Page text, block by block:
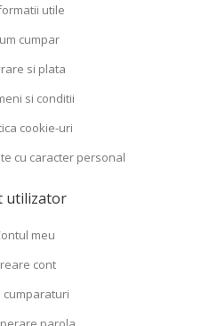
utile
cumpar
si plata
si conditii
cookie-uri
cu caracter personal
utilizator
meu
cont
cumparaturi